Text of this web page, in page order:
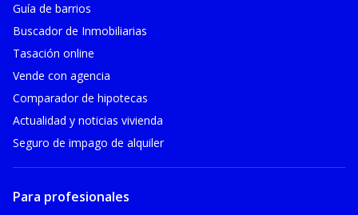
Guía de barrios
Buscador de Inmobiliarias
Tasación online
Vende con agencia
Comparador de hipotecas
Actualidad y noticias vivienda
Seguro de impago de alquiler
Para profesionales